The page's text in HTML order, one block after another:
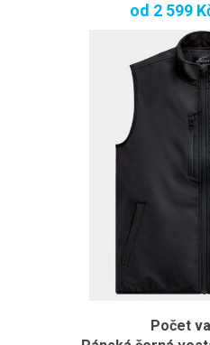
od 2 599
Počet